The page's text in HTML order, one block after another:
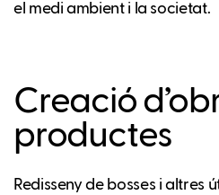
el medi ambient i la societat.
Creació
productes
Redisseny de bosses i altres